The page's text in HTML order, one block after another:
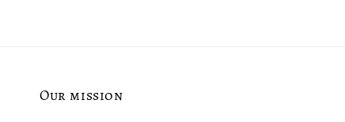
Our mission